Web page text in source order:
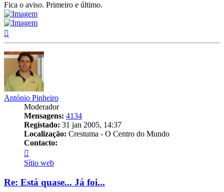
Fica o aviso. Primeiro e último.
António Pinheiro
Moderador
Mensagens: 4134
Registado: 31 jan 2005, 14:37
Localização: Crestuma - O Centro do Mundo
Contacto:
António
Pinheiro
Sítio web
Re: Está quase... Já foi...